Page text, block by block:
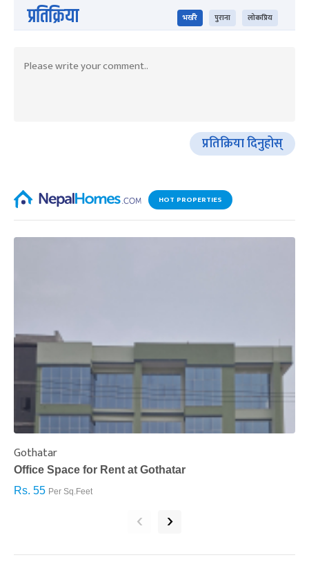
प्रतिक्रिया भर्खरै पुराना लोकप्रिय
प्रतिक्रिया दिनुहोस्
HOT PROPERTIES
Gothatar
Office Space for Rent at Gothatar
Rs. 55 Per Sq.Feet
‹ ›